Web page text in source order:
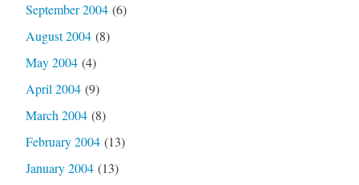
September 2004(6)
August 2004(8)
May 2004(4)
April 2004(9)
March 2004(8)
February 2004(13)
January 2004(13)